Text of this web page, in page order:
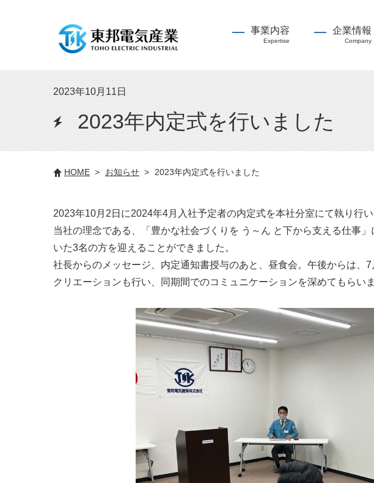
事業内容
Expertise
企業情報
Company
2023年10月11日
2023年内定式を行いました
HOME お知らせ 2023年内定式を行いました
2023年10月2日に2024年4月入社予定者の内定式を本社分室にて執り行い
当社の理念である、「豊かな社会づくりを う～ん と下から支える仕事
いた3名の方を迎えることができました。
社長からのメッセージ、内定通知書授与のあと、昼食会。午後からは、
クリエーションも行い、同期間でのコミュニケーションを深めてもらいま